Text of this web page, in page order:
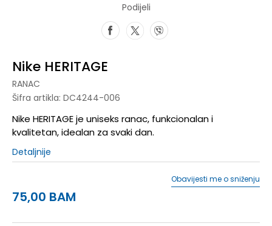
Podijeli
Nike HERITAGE
RANAC
Šifra artikla: DC4244-006
Nike HERITAGE je uniseks ranac, funkcionalan i
kvalitetan, idealan za svaki dan.
Detaljnije
75,00 BAM
Obavijesti me o sniženju